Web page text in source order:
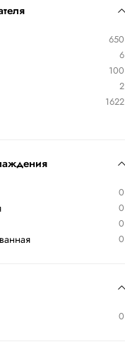
650
6
100
2
1622
0
0
0
0
0